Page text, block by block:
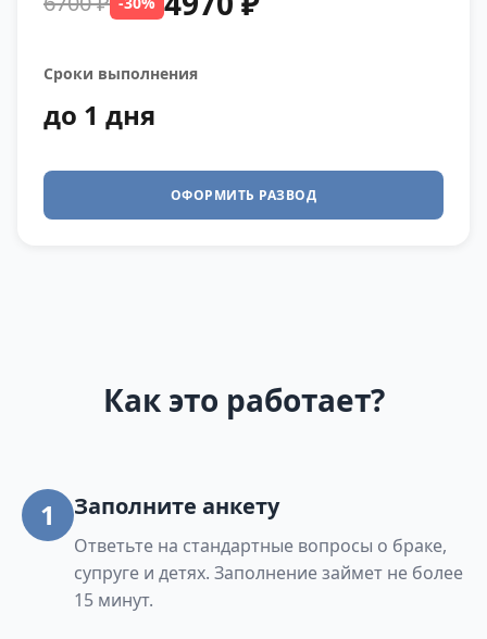
Сроки выполнения
до 1 дня
ОФОРМИТЬ РАЗВОД
Как это работает?
1 Заполните анкету
Ответьте на стандартные вопросы о браке,
супруге и детях. Заполнение займет не более
15 минут.